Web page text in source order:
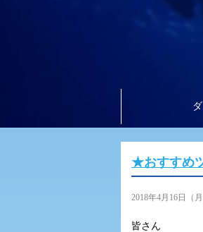
★おすすめ
2018年4月16日（月
皆さん